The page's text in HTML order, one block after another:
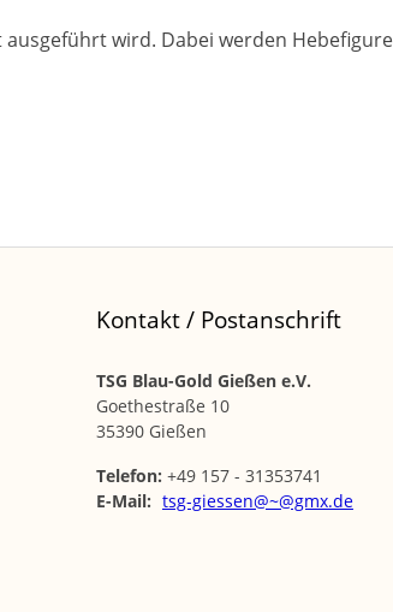
wird. Dabei werden
Kontakt / Postanschrift
TSG Blau-Gold Gießen e.V.
Goethestraße 10
35390 Gießen
Telefon: +49 157 - 31353741
E-Mail: tsg-giessen@~@gmx.de